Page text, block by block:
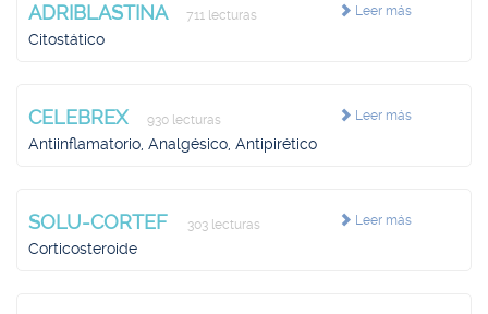
Leer más
ADRIBLASTINA 711 lecturas
Citostático
Leer más
CELEBREX 930 lecturas
Antiinflamatorio, Analgésico, Antipirético
Leer más
SOLU-CORTEF 303 lecturas
Corticosteroide